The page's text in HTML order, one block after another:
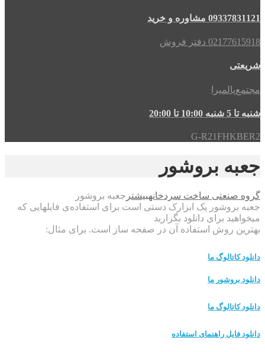
09337831121 مشاوره و خرید
02177615918 دفتر فروش
شریعتی
مجتمع‌پالمیرا
شنبه تا 5 شنبه 10:00 تا 20:00
G-R21FHKBER2
جعبه بروشور
گروه صنعتی ساخت سردخانهبیشتر جعبه بروشور
جعبه بروشور یک ابزارک دستی است برای استفاده‌ی فایلهایی که
میخواهید برای دانلود بگزارید
بهترین روش استفاده آن در صفحه ساز است. برای مثال:
دانلود کاتالوگ ما
دانلود بروشور ما
دانلود کاتالوگ ما
دانلود فایل راهنمای استفاده